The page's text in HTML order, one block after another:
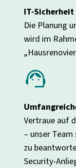
IT-
Die Planung
wird im
support_agent
Vertraue auf
– unser
zu
Security-